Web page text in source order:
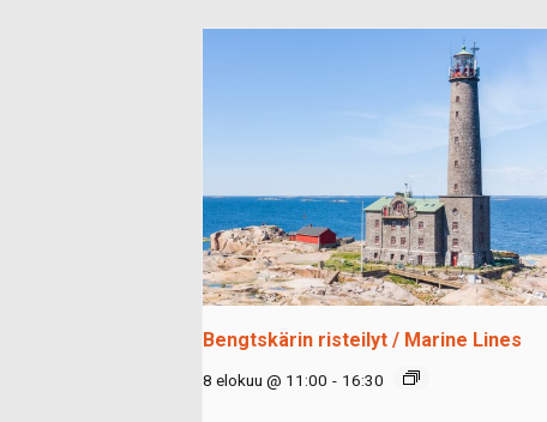
Bengtskärin risteilyt / Marine Lines
8 elokuu @ 11:00 - 16:30